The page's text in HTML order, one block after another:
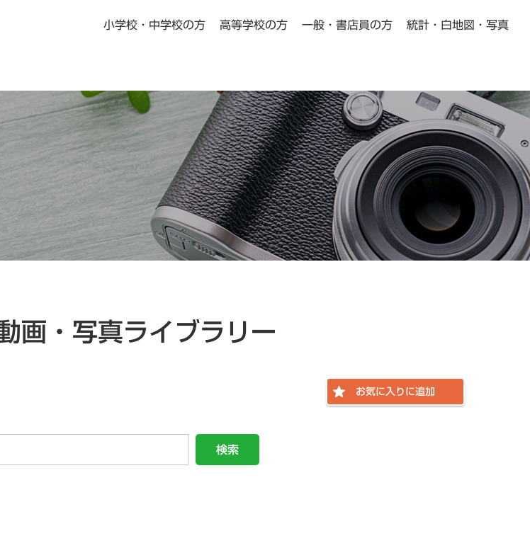
小学校・中学校の方
材の訂正・更新
小学校・中学校の方向け
Pick Up
高等学校の方
ート・資料集
高等学校の方向け
Pick Up
一般・書店員の方
地図掛図・常掲用地図 動画教材
ニュース一覧 よくある質問
統計・白地図・写真
画・写真ライブラリー
お気に入りに追加
検索